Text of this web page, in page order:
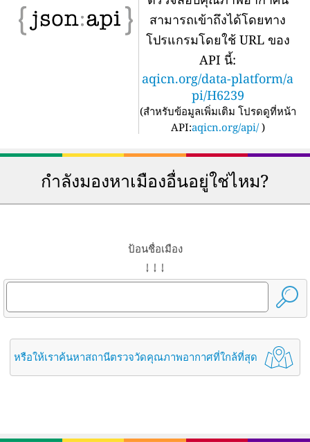
สามารถเข้าถึงได้โดยทาง
โปรแกรมโดยใช้ URL ของ
API นี้:
aqicn.org/data-platform/a
pi/H6239
(สำหรับข้อมูลเพิ่มเติม โปรดดูที่หน้า
API:aqicn.org/api/ )
กำลังมองหาเมืองอื่นอยู่ใช่ไหม?
ป้อนชื่อเมือง
↓ ↓ ↓
หรือให้เราค้นหาสถานีตรวจวัดคุณภาพอากาศที่ใกล้ที่สุด